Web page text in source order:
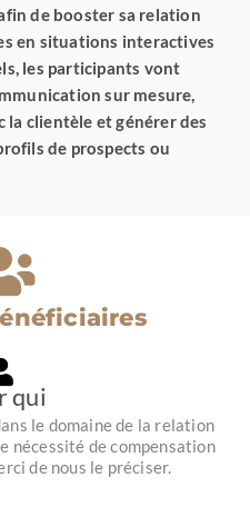
de booster sa relation
en situations interactives
les participants vont
sur mesure,
la clientèle et générer des
de prospects ou
qui
le domaine de la relation
nécessité de compensation
de nous le préciser.